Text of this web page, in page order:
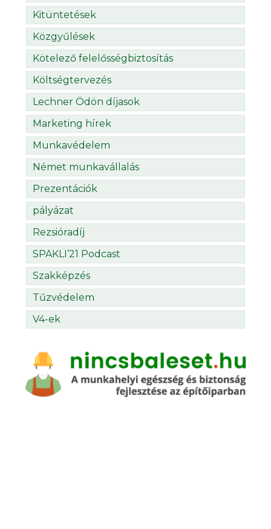
Kitüntetések
Közgyűlések
Kötelező felelősségbiztosítás
Költségtervezés
Lechner Ödön díjasok
Marketing hírek
Munkavédelem
Német munkavállalás
Prezentációk
pályázat
Rezsióradíj
SPAKLI’21 Podcast
Szakképzés
Tűzvédelem
V4-ek